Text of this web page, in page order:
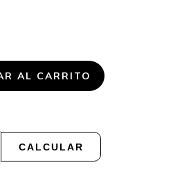
CALCULAR